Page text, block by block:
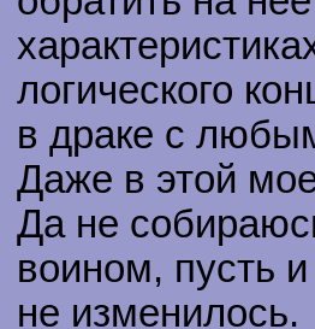
логического
в драке с
Даже в этой
Да не
воином, пусть
не изменилось.